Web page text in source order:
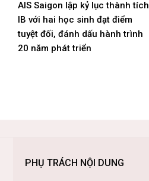
AIS Saigon lập kỷ lục thành tích
IB với hai học sinh đạt điểm
tuyệt đối, đánh dấu hành trình
20 năm phát triển
PHỤ TRÁCH NỘI DUNG